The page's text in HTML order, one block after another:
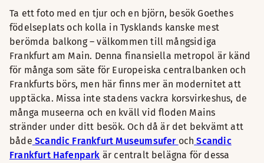
Ta ett foto med en tjur och en björn, besök Goethes
födelseplats och kolla in Tysklands kanske mest
berömda balkong – välkommen till mångsidiga
Frankfurt am Main. Denna finansiella metropol är känd
för många som säte för Europeiska centralbanken och
Frankfurts börs, men här finns mer än modernitet att
upptäcka. Missa inte stadens vackra korsvirkeshus, de
många museerna och en kväll vid floden Mains
stränder under ditt besök. Och då är det bekvämt att
både Scandic Frankfurt Museumsufer och Scandic
Frankfurt Hafenpark är centralt belägna för dessa